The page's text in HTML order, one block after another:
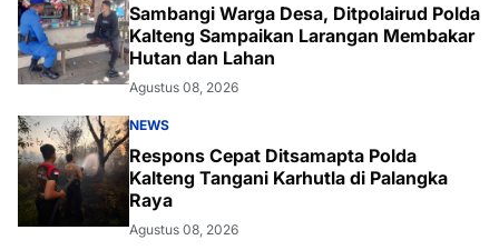
Sambangi Warga Desa, Ditpolairud Polda
Kalteng Sampaikan Larangan Membakar
Hutan dan Lahan
Agustus 08, 2026
NEWS
Respons Cepat Ditsamapta Polda
Kalteng Tangani Karhutla di Palangka
Raya
Agustus 08, 2026